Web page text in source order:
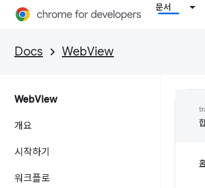
문서
Docs WebView
WebView
개요
시작하기
워크플로
홈